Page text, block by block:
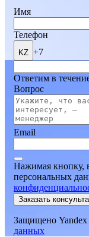
Имя
Телефон
KZ +7
Ответим в
Вопрос
Email
Нажимая кнопку,
персональных
Заказать
Защищено Yandex
данных